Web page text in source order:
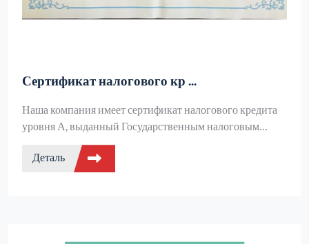
Сертификат налогового кр ...
Наша компания имеет сертификат налогового кредита
уровня А, выданный Государственным налоговым
управлением, что свидетельствует о полном
соответствии фискального и налогового управления
предприятия, о наличии "зеленых" каналов
Деталь